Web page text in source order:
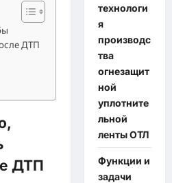
ДТП
ДТП
технологи
я
производс
тва
огнезащит
ной
уплотните
льной
ленты ОТЛ
Функции и
задачи